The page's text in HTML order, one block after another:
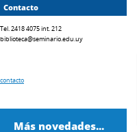
Contacto
Tel. 2418 4075 int. 212
biblioteca@seminario.edu.uy
contacto
Más novedades...